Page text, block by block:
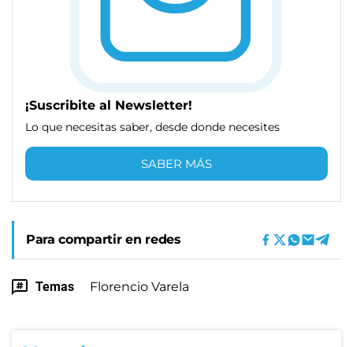
¡Suscribite al Newsletter!
Lo que necesitas saber, desde donde necesites
SABER MÁS
Para compartir en redes
Temas Florencio Varela